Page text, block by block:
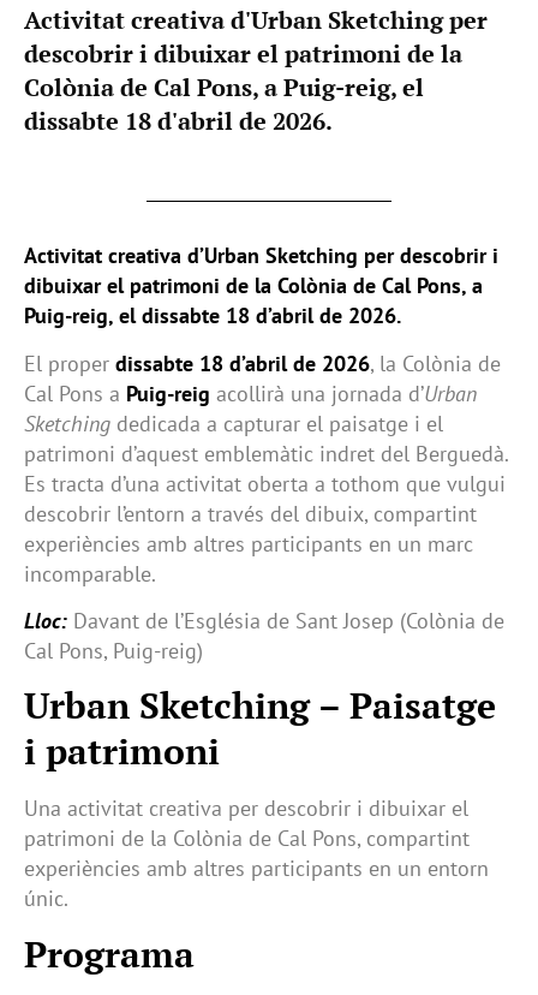
Activitat creativa d'Urban Sketching per
descobrir i dibuixar el patrimoni de la
Colònia de Cal Pons, a Puig-reig, el
dissabte 18 d'abril de 2026.
Activitat creativa d’Urban Sketching per descobrir i
dibuixar el patrimoni de la Colònia de Cal Pons, a
Puig-reig, el dissabte 18 d’abril de 2026.
El proper dissabte 18 d’abril de 2026, la Colònia de
Cal Pons a Puig-reig acollirà una jornada d’Urban
Sketching dedicada a capturar el paisatge i el
patrimoni d’aquest emblemàtic indret del Berguedà.
Es tracta d’una activitat oberta a tothom que vulgui
descobrir l’entorn a través del dibuix, compartint
experiències amb altres participants en un marc
incomparable.
Lloc: Davant de l’Església de Sant Josep (Colònia de
Cal Pons, Puig-reig)
Urban Sketching – Paisatge
i patrimoni
Una activitat creativa per descobrir i dibuixar el
patrimoni de la Colònia de Cal Pons, compartint
experiències amb altres participants en un entorn
únic.
Programa